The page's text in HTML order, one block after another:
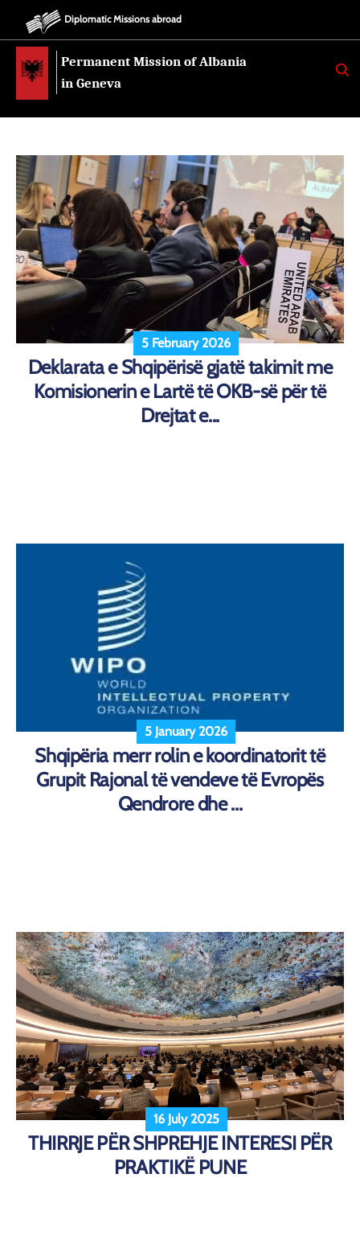
Diplomatic Missions abroad
Permanent Mission of Albania
in Geneva
K
E
5 February 2026
Deklarata e Shqipërisë gjatë takimit me
Komisionerin e Lartë të OKB-së për të
Drejtat e...
5 January 2026
Shqipëria merr rolin e koordinatorit të
Grupit Rajonal të vendeve të Evropës
Qendrore dhe ...
16 July 2025
THIRRJE PËR SHPREHJE INTERESI PËR
PRAKTIKË PUNE